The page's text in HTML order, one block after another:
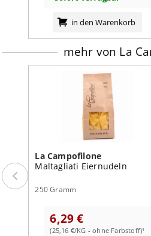
Ideale Menge für 4 Personen.
für 250g Nudeln in einem
bringen. Das Wasser salzen
Nährwertangaben:
- gesättigte Fettsäuren
Kohlenhydrate
66
davon:
15g
in den Warenkorb
mehr von La
La Campofilone
Maltagliati Eiernudeln
250 Gramm
6,29 €
(25,16 €/KG - ohne Farbstoff)¹